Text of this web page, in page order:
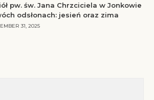
pw. św. Jana Chrzciciela w Jonkowie
odsłonach: jesień oraz zima
31, 2025